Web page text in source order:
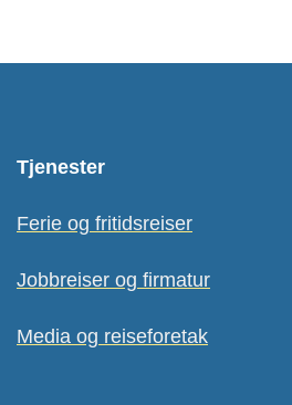
Tjenester
Ferie og fritidsreiser
Jobbreiser og firmatur
Media og reiseforetak